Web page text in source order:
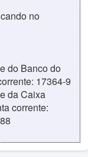
no
do Banco do
17364-9
da Caixa
corrente: